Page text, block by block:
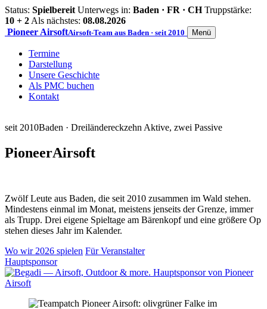
Status: Spielbereit Unterwegs in: Baden · FR · CH Truppstärke:
10 + 2 Als nächstes: 08.08.2026
Pioneer AirsoftAirsoft-Team aus Baden · seit 2010 Menü
Termine
Darstellung
Unsere Geschichte
Als PMC buchen
Kontakt
seit 2010Baden · Dreiländereckzehn Aktive, zwei Passive
PioneerAirsoft
Zwölf Leute aus Baden, die seit 2010 zusammen im Wald stehen.
Mindestens einmal im Monat, meistens jenseits der Grenze, immer
als Trupp. Drei eigene Spieltage am Bärenkopf und eine größere Op
stehen dieses Jahr im Kalender.
Wo wir 2026 spielen Für Veranstalter
Hauptsponsor